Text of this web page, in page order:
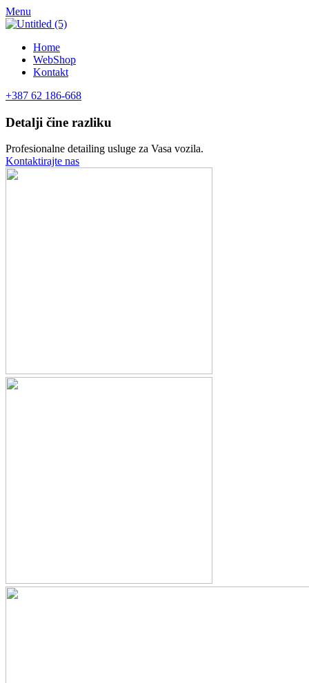
Menu
Home
WebShop
Kontakt
+387 62 186-668
Detalji čine razliku
Profesionalne detailing usluge za Vasa vozila.
Kontaktirajte nas